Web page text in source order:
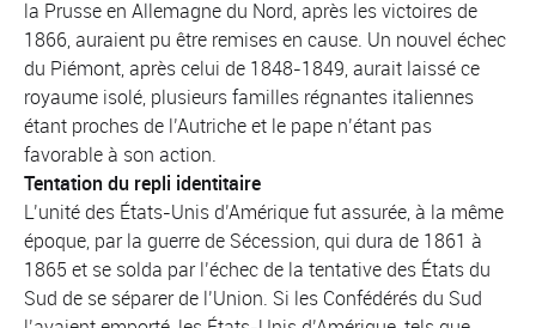
la Prusse en Allemagne du Nord, après les victoires de
1866, auraient pu être remises en cause. Un nouvel échec
du Piémont, après celui de 1848-1849, aurait laissé ce
royaume isolé, plusieurs familles régnantes italiennes
étant proches de l’Autriche et le pape n’étant pas
favorable à son action.
Tentation du repli identitaire
L’unité des États-Unis d’Amérique fut assurée, à la même
époque, par la guerre de Sécession, qui dura de 1861 à
1865 et se solda par l’échec de la tentative des États du
Sud de se séparer de l’Union. Si les Confédérés du Sud